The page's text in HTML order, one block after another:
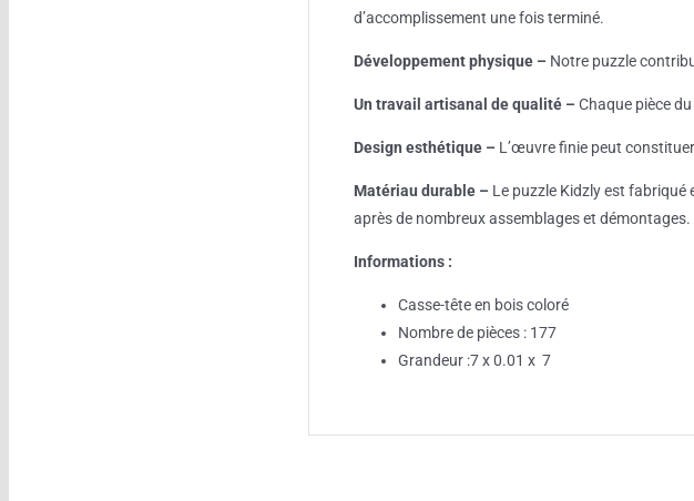
d’accomplissement une fois terminé.
Développement physique – Notre puzzle
Un travail artisanal de qualité – Chaque pièce
Design esthétique – L’œuvre finie peut
Matériau durable – Le puzzle Kidzly est fabriqué
après de nombreux assemblages et démontages.
Informations :
Casse-tête en bois coloré
Nombre de pièces : 177
Grandeur :7 x 0.01 x 7